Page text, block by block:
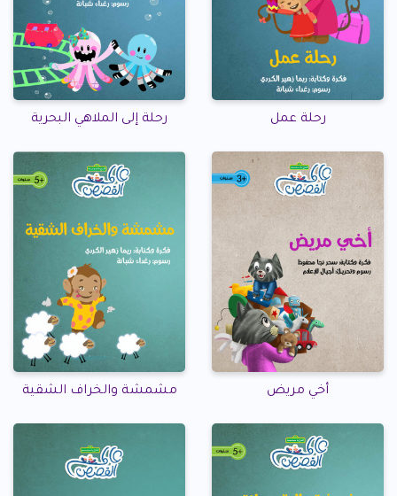
رحلة عمل رحلة إلى الملاهي البحرية
أخي مريض مشمشة والخراف الشقية